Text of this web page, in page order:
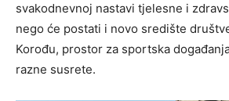
svakodnevnoj nastavi tjelesne i
nego će postati i novo središte
Korođu, prostor za sportska
razne susrete.